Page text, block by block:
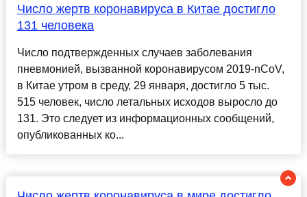
Число жертв коронавируса в Китае достигло
131 человека
Число подтвержденных случаев заболевания
пневмонией, вызванной коронавирусом 2019-nCoV,
в Китае утром в среду, 29 января, достигло 5 тыс.
515 человек, число летальных исходов выросло до
131. Это следует из информационных сообщений,
опубликованных ко...